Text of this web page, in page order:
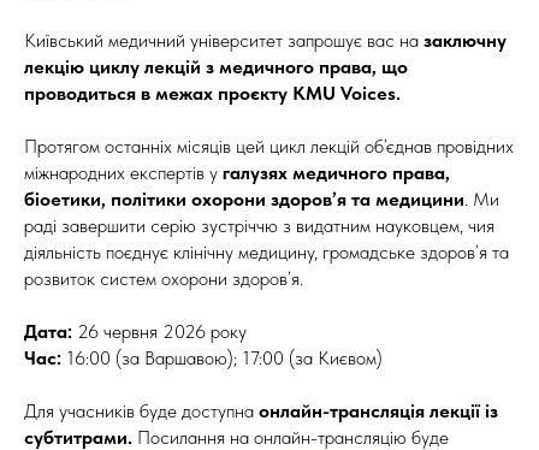
Київський медичний університет запрошує вас на заключну
лекцію циклу лекцій з медичного права, що
проводиться в межах проєкту KMU Voices.
Протягом останніх місяців цей цикл лекцій об’єднав провідних
міжнародних експертів у галузях медичного права,
біоетики, політики охорони здоров’я та медицини. Ми
раді завершити серію зустріччю з видатним науковцем, чия
діяльність поєднує клінічну медицину, громадське здоров’я та
розвиток систем охорони здоров’я.
Дата: 26 червня 2026 року
Час: 16:00 (за Варшавою); 17:00 (за Києвом)
Для учасників буде доступна онлайн-трансляція лекції із
субтитрами. Посилання на онлайн-трансляцію буде